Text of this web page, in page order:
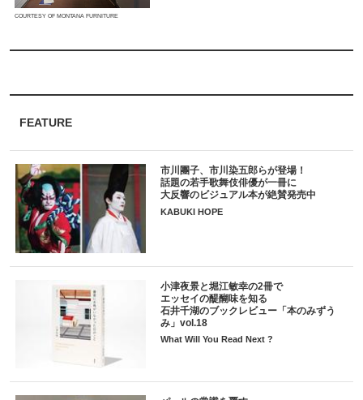
FEATURE
市川團子、市川染五郎らが登場！
話題の若手歌舞伎俳優が一冊に
大反響のビジュアル本が絶賛発売中
KABUKI HOPE
小津夜景と堀江敏幸の2冊で
エッセイの醍醐味を知る
石井千湖のブックレビュー「本のみずう
み」vol.18
What Will You Read Next ?
COURTESY OF MONTANA FURNITURE